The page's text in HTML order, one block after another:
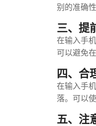
别的准确
三、提
在输入手
可以避免
四、合
在输入手
落。可以
五、注